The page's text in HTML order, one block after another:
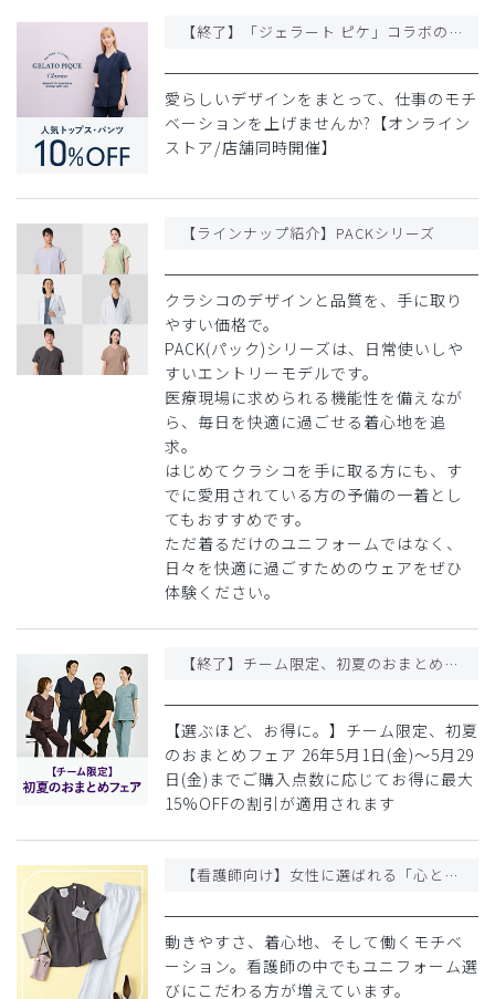
【終了】「ジェラート ピケ」コラボの大人気スクラブが10%OFF!
愛らしいデザインをまとって、仕事のモチ
ベーションを上げませんか?【オンライン
ストア/店舗同時開催】
【ラインナップ紹介】PACKシリーズ
クラシコのデザインと品質を、手に取り
やすい価格で。
PACK(パック)シリーズは、日常使いしや
すいエントリーモデルです。
医療現場に求められる機能性を備えなが
ら、毎日を快適に過ごせる着心地を追
求。
はじめてクラシコを手に取る方にも、す
でに愛用されている方の予備の一着とし
てもおすすめです。
ただ着るだけのユニフォームではなく、
日々を快適に過ごすためのウェアをぜひ
体験ください。
【終了】チーム限定、初夏のおまとめフェア
【選ぶほど、お得に。】チーム限定、初夏
のおまとめフェア 26年5月1日(金)〜5月29
日(金)までご購入点数に応じてお得に最大
15%OFFの割引が適用されます
【看護師向け】女性に選ばれる「心ときめく」仕事着特集
動きやすさ、着心地、そして働くモチベ
ーション。看護師の中でもユニフォーム選
びにこだわる方が増えています。